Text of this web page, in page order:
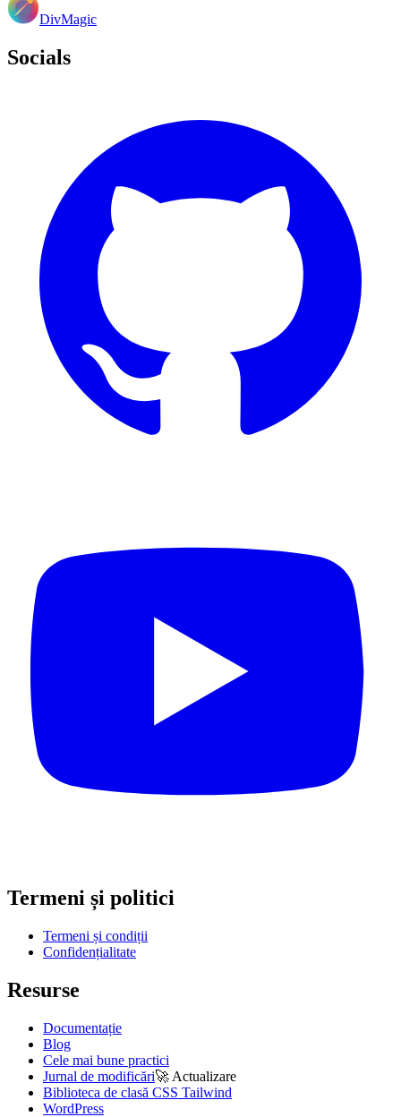
DivMagic
Socials
Termeni și politici
Termeni și condiții
Confidențialitate
Resurse
Documentație
Blog
Cele mai bune practici
Jurnal de modificări🚀 Actualizare
Biblioteca de clasă CSS Tailwind
WordPress